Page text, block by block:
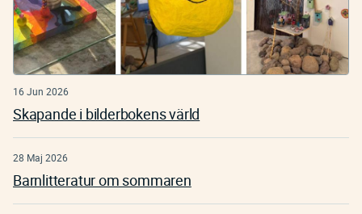
16 Jun 2026
Skapande i bilderbokens värld
28 Maj 2026
Barnlitteratur om sommaren